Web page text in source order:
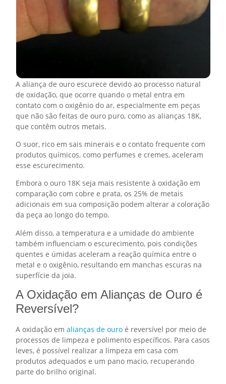
A aliança de ouro escurece devido ao processo natural
de oxidação, que ocorre quando o metal entra em
contato com o oxigênio do ar, especialmente em peças
que não são feitas de ouro puro, como as alianças 18K,
que contêm outros metais.
O suor, rico em sais minerais e o contato frequente com
produtos químicos, como perfumes e cremes, aceleram
esse escurecimento.
Embora o ouro 18K seja mais resistente à oxidação em
comparação com cobre e prata, os 25% de metais
adicionais em sua composição podem alterar a coloração
da peça ao longo do tempo.
Além disso, a temperatura e a umidade do ambiente
também influenciam o escurecimento, pois condições
quentes e úmidas aceleram a reação química entre o
metal e o oxigênio, resultando em manchas escuras na
superfície da joia.
A Oxidação em Alianças de Ouro é
Reversível?
A oxidação emalianças de ouro é reversível por meio de
processos de limpeza e polimento específicos. Para casos
leves, é possível realizar a limpeza em casa com
produtos adequados e um pano macio, recuperando
parte do brilho original.